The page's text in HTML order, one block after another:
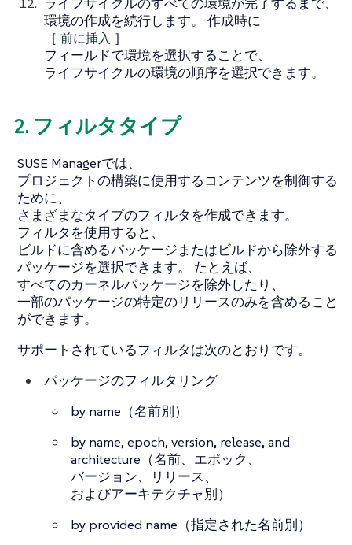
環境の作成を続行します。 作成時に
［ 前に挿入 ］
フィールドで環境を選択することで、
ライフサイクルの環境の順序を選択できます。
2. フィルタタイプ
SUSE Managerでは、
プロジェクトの構築に使用するコンテンツを制御する
ために、
さまざまなタイプのフィルタを作成できます。
フィルタを使用すると、
ビルドに含めるパッケージまたはビルドから除外する
パッケージを選択できます。 たとえば、
すべてのカーネルパッケージを除外したり、
一部のパッケージの特定のリリースのみを含めること
ができます。
サポートされているフィルタは次のとおりです。
パッケージのフィルタリング
by name（名前別）
by name, epoch, version, release, and
architecture（名前、エポック、
バージョン、リリース、
およびアーキテクチャ別）
by provided name（指定された名前別）